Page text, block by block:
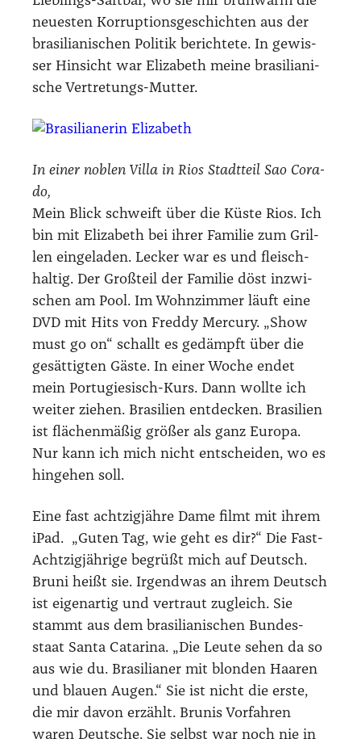
neu­es­ten Kor­rup­ti­ons­ge­schich­ten aus der
bra­si­lia­ni­schen Poli­tik berich­te­te. In gewis­
ser Hin­sicht war Eliza­beth mei­ne bra­si­lia­ni­
sche Ver­tre­tungs-Mut­ter.
In einer noblen Vil­la in Rios Stadt­teil Sao Cora­
do,
Mein Blick schweift über die Küs­te Rios. Ich
bin mit Eliza­beth bei ihrer Fami­lie zum Gril­
len ein­ge­la­den. Lecker war es und fleisch­
hal­tig. Der Groß­teil der Fami­lie döst inzwi­
schen am Pool. Im Wohn­zim­mer läuft eine
DVD mit Hits von Fred­dy Mer­cu­ry. „Show
must go on“ schallt es gedämpft über die
gesät­tig­ten Gäs­te. In einer Woche endet
mein Por­tu­gie­sisch-Kurs. Dann woll­te ich
wei­ter zie­hen. Bra­si­li­en ent­de­cken. Bra­si­li­en
ist flä­chen­mä­ßig grö­ßer als ganz Euro­pa.
Nur kann ich mich nicht ent­schei­den, wo es
hin­ge­hen soll.
Eine fast acht­zig­jäh­re Dame filmt mit ihrem
iPad. „Guten Tag, wie geht es dir?“ Die Fast-
Acht­zig­jäh­ri­ge begrüßt mich auf Deutsch.
Bruni heißt sie. Irgend­was an ihrem Deutsch
ist eigen­ar­tig und ver­traut zugleich. Sie
stammt aus dem bra­si­lia­ni­schen Bun­des­
staat San­ta Cata­ri­na. „Die Leu­te sehen da so
aus wie du. Bra­si­lia­ner mit blon­den Haa­ren
und blau­en Augen.“ Sie ist nicht die ers­te,
die mir davon erzählt. Brunis Vor­fah­ren
waren Deut­sche. Sie selbst war noch nie in